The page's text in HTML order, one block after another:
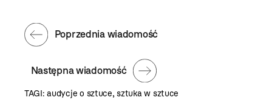
Następna wiadomość
Poprzednia wiadomość
TAGI:audycje o sztuce,sztuka w sztuce